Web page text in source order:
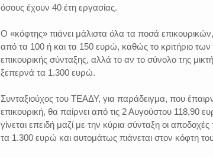
όσους έχουν 40 έτη εργασίας.
Ο «κόφτης» πιάνει μάλιστα όλα τα ποσά
από τα 100 ή και τα 150 ευρώ, καθώς το κριτήριο των
επικουρικής σύνταξης, αλλά το αν το σύνολο της
ξεπερνά τα 1.300 ευρώ.
Συνταξιούχος του ΤΕΑΔΥ, για παράδειγμα, που
επικουρική, θα παίρνει από τις 2 Αυγούστου 118,90
γίνεται επειδή μαζί με την κύρια σύνταξη οι
τα 1.300 ευρώ και αυτομάτως πιάνεται στον κόφτη